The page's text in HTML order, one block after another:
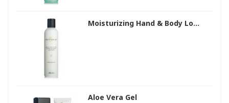
Moisturizing Hand & Body Lo...
Aloe Vera Gel